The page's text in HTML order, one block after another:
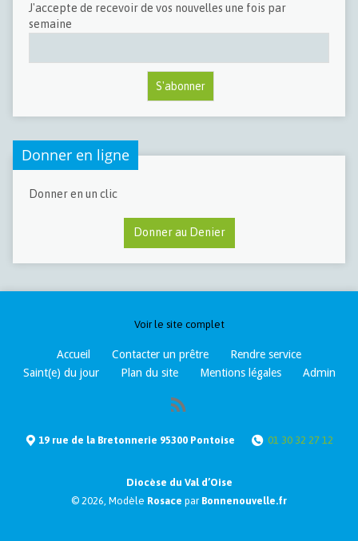
J'accepte de recevoir de vos nouvelles une fois par
semaine
Donner en ligne
Donner en un clic
Donner au Denier
Voir le site complet
Accueil Contacter un prêtre
Rendre service
Saint(e) du jour
Plan du site Mentions légales Admin
19 rue de la Bretonnerie 95300 Pontoise 01 30 32 27 12
Diocèse du Val d’Oise
© 2026, Modèle Rosace par Bonnenouvelle.fr